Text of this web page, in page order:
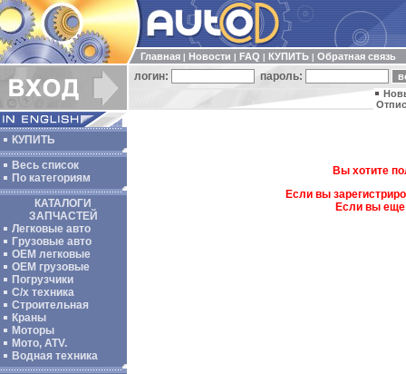
Главная Новости FAQ КУПИТЬ Обратная связь
логин: пароль:
КУПИТЬ
Весь список
По категориям
КАТАЛОГИ
ЗАПЧАСТЕЙ
Легковые авто
Грузовые авто
ОЕМ легковые
OEM грузовые
Погрузчики
С/х техника
Строительная
Краны
Моторы
Мото, ATV.
Водная техника
Вы хотите
Если вы
Если вы еще